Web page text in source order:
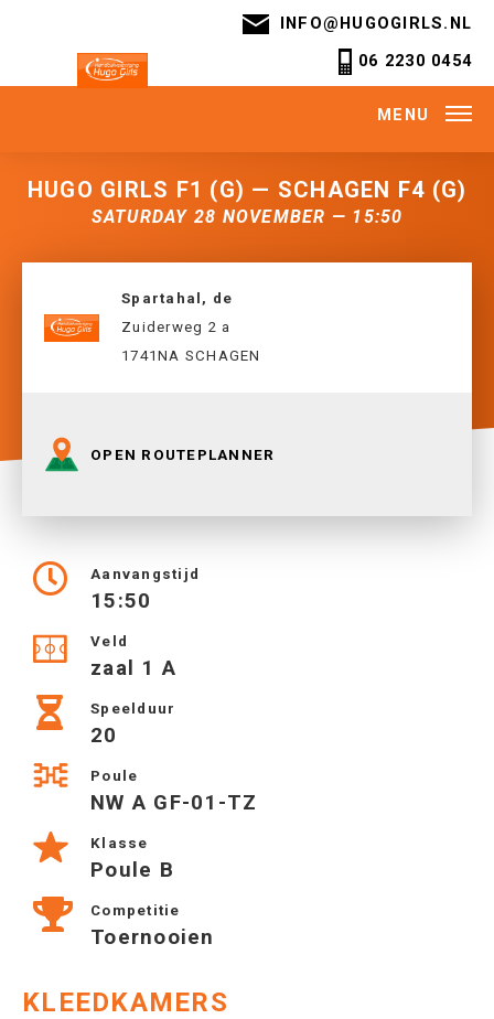
INFO@HUGOGIRLS.NL
06 2230 0454
MENU
HUGO GIRLS F1 (G) — SCHAGEN F4 (G)
SATURDAY 28 NOVEMBER — 15:50
Spartahal, de
Zuiderweg 2 a
1741NA SCHAGEN
OPEN ROUTEPLANNER
Aanvangstijd
15:50
Veld
zaal 1 A
Speelduur
20
Poule
NW A GF-01-TZ
Klasse
Poule B
Competitie
Toernooien
KLEEDKAMERS